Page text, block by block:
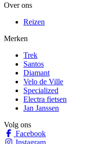
Over ons
Reizen
Merken
Trek
Santos
Diamant
Velo de Ville
Specialized
Electra fietsen
Jan Janssen
Volg ons
Facebook
Instagram